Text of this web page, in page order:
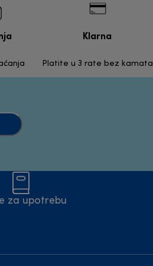
Klarna
Platite u 3 rate bez kamata
za upotrebu